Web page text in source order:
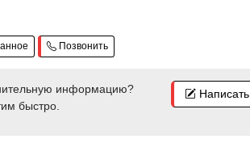
Позвонить
информацию?
быстро.
Написать